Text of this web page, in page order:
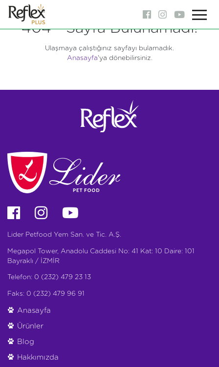
404 - Sayfa Bulunamadı!
Ulaşmaya çalıştığınız sayfayı bulamadık.
Anasayfa'ya dönebilirsiniz.
Lider Petfood Yem San. ve Tic. A.Ş.
Megapol Tower, Anadolu Caddesi No: 41 Kat: 10 Daire: 101
Bayraklı / İZMİR
Telefon: 0 (232) 479 23 13
Faks: 0 (232) 479 96 91
Anasayfa
Ürünler
Blog
Hakkımızda